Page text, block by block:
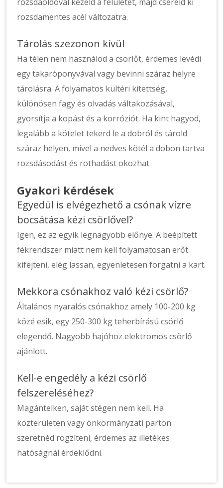
rozsdamentes acél változatra.
Tárolás szezonon kívül
Ha télen nem használod a csörlőt, érdemes levédi
egy takaróponyvával vagy bevinni száraz helyre
tárolásra. A folyamatos kültéri kitettség,
különösen fagy és olvadás váltakozásával,
gyorsítja a kopást és a korróziót. Ha kint hagyod,
legalább a kötelet tekerd le a dobról és tárold
száraz helyen, mivel a nedves kötél a dobon tartva
rozsdásodást és rothadást okozhat.
Gyakori kérdések
Egyedül is elvégezhető a csónak vízre
bocsátása kézi csörlővel?
Igen, ez az egyik legnagyobb előnye. A beépített
fékrendszer miatt nem kell folyamatosan erőt
kifejteni, elég lassan, egyenletesen forgatni a kart.
Mekkora csónakhoz való kézi csörlő?
Általános nyaralós csónakhoz amely 100-200 kg
közé esik, egy 250-300 kg teherbírású csörlő
elegendő. Nagyobb hajóhoz elektromos csörlő
ajánlott.
Kell-e engedély a kézi csörlő
felszereléséhez?
Magántelken, saját stégen nem kell. Ha
közterületen vagy önkormányzati parton
szeretnéd rögzíteni, érdemes az illetékes
hatóságnál érdeklődni.